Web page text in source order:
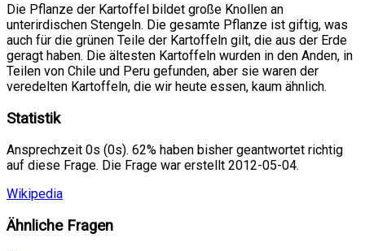
Die Pflanze der Kartoffel bildet große Knollen an
unterirdischen Stengeln. Die gesamte Pflanze ist giftig, was
auch für die grünen Teile der Kartoffeln gilt, die aus der Erde
geragt haben. Die ältesten Kartoffeln wurden in den Anden, in
Teilen von Chile und Peru gefunden, aber sie waren der
veredelten Kartoffeln, die wir heute essen, kaum ähnlich.
Statistik
Ansprechzeit 0s (0s). 62% haben bisher geantwortet richtig
auf diese Frage. Die Frage war erstellt 2012-05-04.
Wikipedia
Ähnliche Fragen